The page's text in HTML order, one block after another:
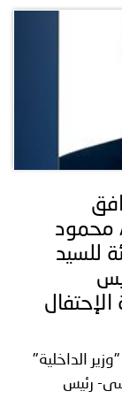
محمود
للسيد
الداخلية"
رئيس